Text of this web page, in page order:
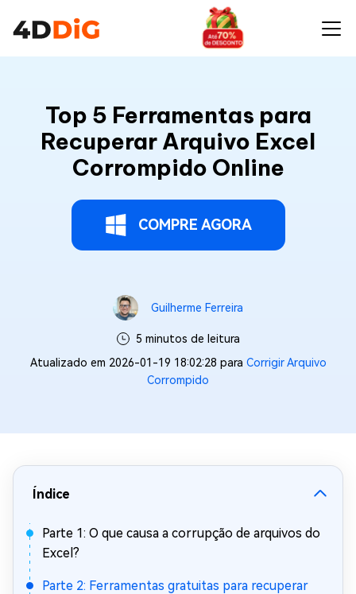
Top 5 Ferramentas para
Recuperar Arquivo Excel
Corrompido Online
COMPRE AGORA
Guilherme Ferreira
5 minutos de leitura
Atualizado em 2026-01-19 18:02:28 para Corrigir Arquivo
Corrompido
Índice
Parte 1: O que causa a corrupção de arquivos do
Excel?
Parte 2: Ferramentas gratuitas para recuperar